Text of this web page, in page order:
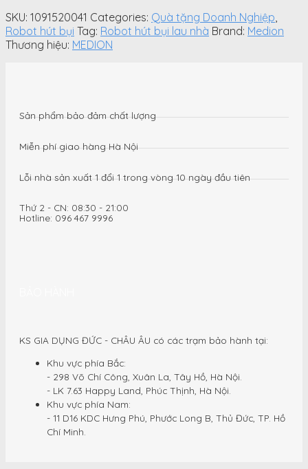
SKU: 1091520041 Categories: Quà tặng Doanh Nghiệp
Robot hút bụi Tag: Robot hút bụi lau nhà Brand: Medion
Thương hiệu: MEDION
Sản phẩm bảo đảm chất lượng
Miễn phí giao hàng Hà Nội
Lỗi nhà sản xuất 1 đổi 1 trong vòng 10 ngày đầu tiên
Thứ 2 - CN: 08:30 - 21:00
Hotline: 096 467 9996
KS GIA DỤNG ĐỨC - CHÂU ÂU có các trạm bảo hành tại:
Khu vực phía Bắc:
- 298 Võ Chí Công, Xuân La, Tây Hồ, Hà Nội.
- LK 7.63 Happy Land, Phúc Thịnh, Hà Nội.
Khu vực phía Nam:
- 11 D16 KDC Hưng Phú, Phước Long B, Thủ Đức, TP. Hồ
Chí Minh.